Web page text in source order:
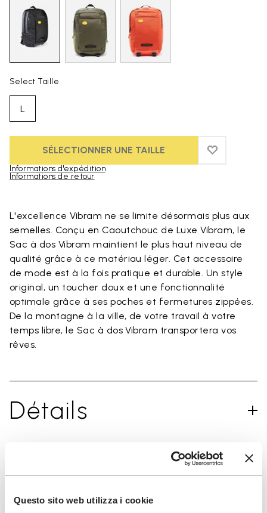
Questo sito web utilizza i cookie
Select Taille
L
SÉLECTIONNER UNE TAILLE ADD TO
ADD TO
Informations d'expédition
Informations de retour
L'excellence Vibram ne se limite désormais plus aux
semelles. Conçu en Caoutchouc de Luxe Vibram, le
Sac à dos Vibram maintient le plus haut niveau de
qualité grâce à ce matériau léger. Cet accessoire
de mode est à la fois pratique et durable. Un style
original, un toucher doux et une fonctionnalité
optimale grâce à ses poches et fermetures zippées.
De la montagne à la ville, de votre travail à votre
temps libre, le Sac à dos Vibram transportera vos
rêves.
Détails
INSCRIVEZ-VOUS POUR NE PAS MANQUER NOS